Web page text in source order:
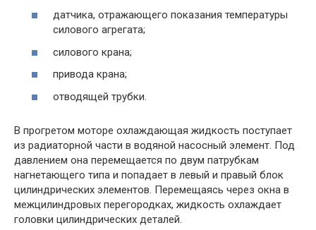
датчика, отражающего показания температуры
силового агрегата;
силового крана;
привода крана;
отводящей трубки.
В прогретом моторе охлаждающая жидкость поступает
из радиаторной части в водяной насосный элемент. Под
давлением она перемещается по двум патрубкам
нагнетающего типа и попадает в левый и правый блок
цилиндрических элементов. Перемещаясь через окна в
межцилиндровых перегородках, жидкость охлаждает
головки цилиндрических деталей.